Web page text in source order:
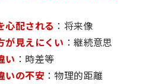
心配される ：将来像
が見えにくい ：継続意思
い ：時差等
いの不安：物理的距離